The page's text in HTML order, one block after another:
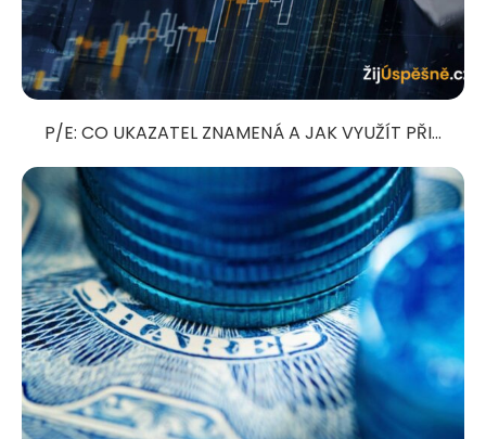
P/E: CO UKAZATEL ZNAMENÁ A JAK VYUŽÍT PŘI...